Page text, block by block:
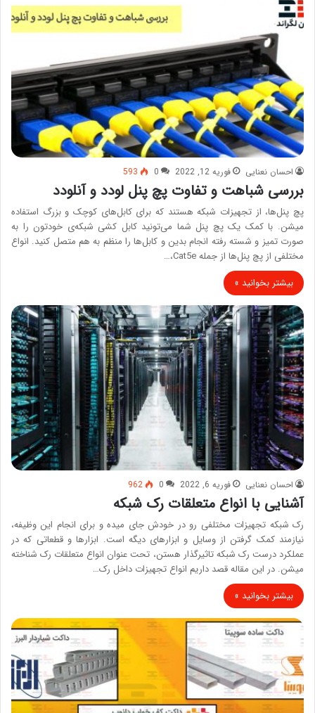
احسان نعنایی فوریه 12, 2022 0
593
بررسی شباهت و تفاوت پچ پنل لودد و آنلودد
پچ پنل‌ها، از تجهیزات شبکه هستند که برای کابل‌های کوچک و بزرگ استفاده
میشن. با کمک یک پچ پنل شما می‌تونید کابل کشی شبکه‌ی خودتون را به
صورت تمیز و شسته رفته انجام بدین و کابل‌ها را منظم به هم متصل کنید. انواع
مختلفی از پچ پنل‌ها از جمله Cat5e،…
بیشتر بخوانید »
احسان نعنایی فوریه 6, 2022 0
962
آشنایی با انواع متعلقات رک شبکه
رک شبکه تجهیزات مختلفی رو در خودش جای میده و برای انجام این وظیفه،
نیازمند کمک گرفتن از وسایل و ابزارهای دیگه است. ابزارها و قطعاتی که در
عملکرد درست رک شبکه تاثیرگذار هستن، تحت عنوان انواع متعلقات رک شناخته
میشن. در این مقاله قصد داریم انواع تجهیزات داخل رک…
بیشتر بخوانید »